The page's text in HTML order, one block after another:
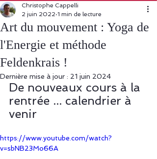
Art du mouvement : Yoga de
l'Energie et méthode
Feldenkrais !
Christophe Cappelli
2 juin 2022 1 min de lecture
Dernière mise à jour : 21 juin 2024
De nouveaux cours à la
rentrée ... calendrier à
venir
https://www.youtube.com/watch?
v=sbNB23Mo66A